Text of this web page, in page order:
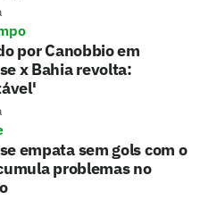
por Canobbio em
x Bahia revolta:
empata sem gols com o
problemas no